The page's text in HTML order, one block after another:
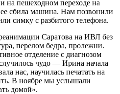
на пешеходном переходе на
ее сбила машина. Нам позвонили
симку с разбитого телефона.
Саратова на ИВЛ без
перелом бедра, пролежни.
отделение с диагнозом
чудо — Ирина начала
нас, научилась печатать на
В ноябре мы услышали
домой».